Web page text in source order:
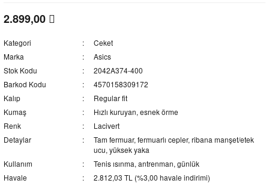
2.899,00
Kategori
Ceket
Marka
Asics
Stok Kodu
2042A374-400
Barkod Kodu
4570158309172
Kalıp
Regular fit
Kumaş
Hızlı kuruyan, esnek örme
Renk
Lacivert
Detaylar
Tam fermuar, fermuarlı cepler, ribana manşet/etek
ucu, yüksek yaka
Kullanım
Tenis ısınma, antrenman, günlük
Havale
2.812,03 TL (%3,00 havale indirimi)